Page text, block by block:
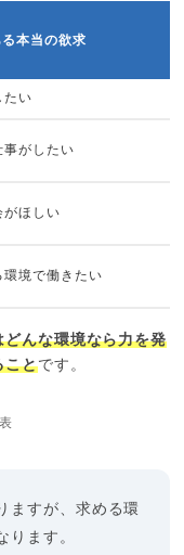
本当の欲求
たい
事がしたい
がほしい
境で働きたい
どんな環境なら力を発
ことです。
ますが、求める環
ります。